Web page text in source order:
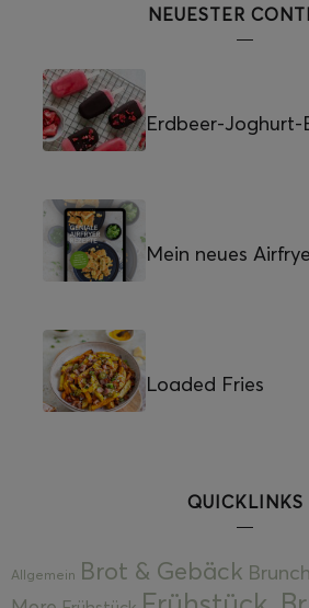
NEUESTER
Erdbeer-Joghurt-
Mein neues
Loaded Fries
QUICKLINKS
Allgemein Brot & Gebäck